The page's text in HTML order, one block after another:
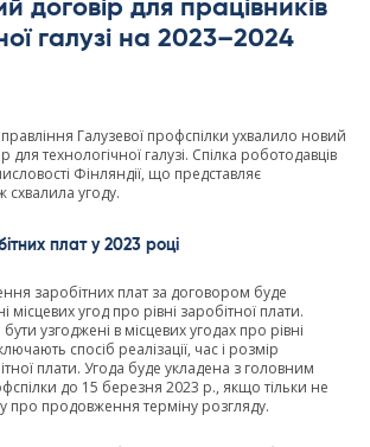
договір для працівників
галузі на 2023–2024
Галузевої профспілки ухвалило новий
для технологічної галузі. Спілка роботодавців
Фінляндії, що представляє
схвалила угоду.
плат у 2023 році
заробітних плат за договором буде
місцевих угод про рівні заробітної плати.
узгоджені в місцевих угодах про рівні
спосіб реалізації, час і розмір
плати. Угода буде укладена з головним
до 15 березня 2023 р., якщо тільки не
про продовження терміну розгляду.